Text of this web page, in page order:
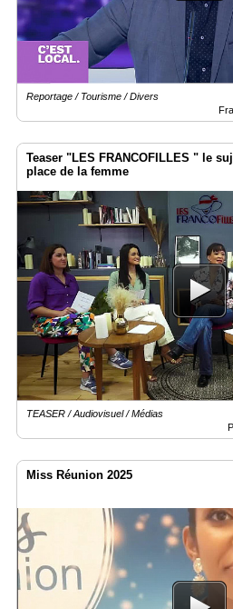
Reportage / Tourisme / Divers
Teaser "LES FRANCOFILLES " le
place de la femme
TEASER / Audiovisuel / Médias
Miss Réunion 2025